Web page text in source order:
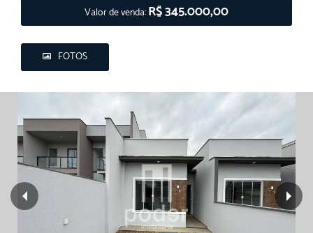
FOTOS
Valor de venda:R$ 345.000,00